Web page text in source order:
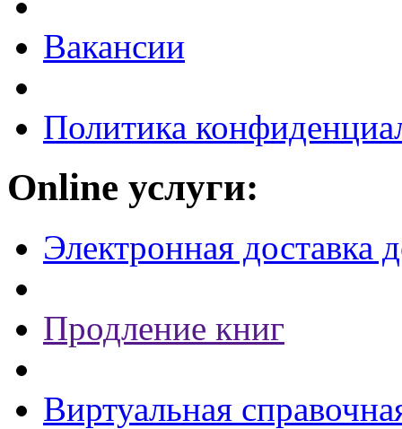
Вакансии
Политика
Online услуги:
Электронная доставка
Продление книг
Виртуальная